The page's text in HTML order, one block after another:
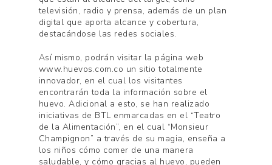
televisión, radio y prensa, además de un plan
digital que aporta alcance y cobertura,
destacándose las redes sociales.
Así mismo, podrán visitar la página web
www.huevos.com.co un sitio totalmente
innovador, en el cual los visitantes
encontrarán toda la información sobre el
huevo. Adicional a esto, se han realizado
iniciativas de BTL enmarcadas en el “Teatro
de la Alimentación”, en el cual “Monsieur
Champignon” a través de su magia, enseña a
los niños cómo comer de una manera
saludable, y cómo gracias al huevo, pueden